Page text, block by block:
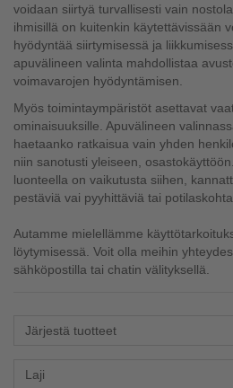
voidaan siirtyä turvallisesti vain
ihmisillä on kuitenkin käytettävissään
hyödyntää siirtymisessä ja
apuvälineen valinta mahdollistaa
voimavarojen hyödyntämisen.
Myös toimintaympäristöt asettavat
ominaisuuksille. Apuvälineen
haetaanko ratkaisua vain yhden
niin sanotusti yleiseen,
luonteella on vaikutusta siihen,
pestäviä vai pyyhittäviä tai
Autamme mielellämme
löytymisessä. Voit olla meihin
sähköpostilla tai chatin välityksellä.
Järjestä tuotteet
Laji